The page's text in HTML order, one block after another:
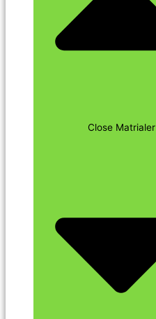
Close Matrialer